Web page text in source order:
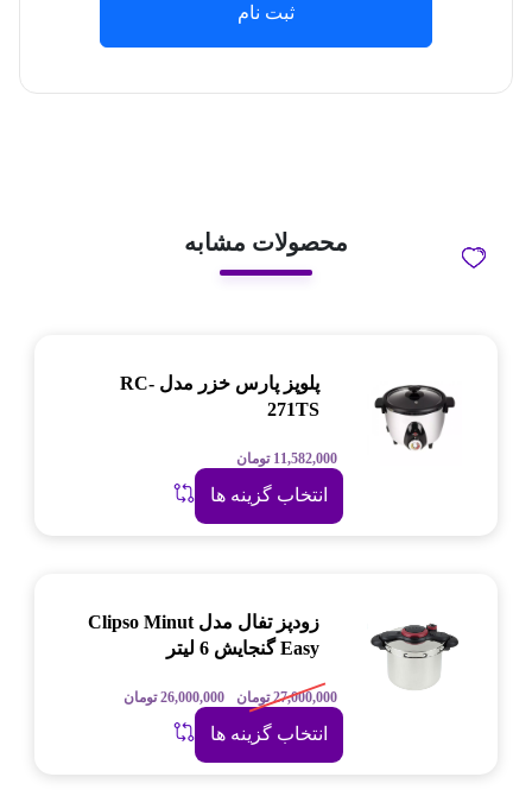
ثبت نام
محصولات مشابه
پلوپز پارس خزر مدل RC-
271TS
11,582,000 تومان
انتخاب گزینه ها
زودپز تفال مدل Clipso Minut
Easy گنجایش 6 لیتر
27,000,000 تومان 26,000,000 تومان
انتخاب گزینه ها